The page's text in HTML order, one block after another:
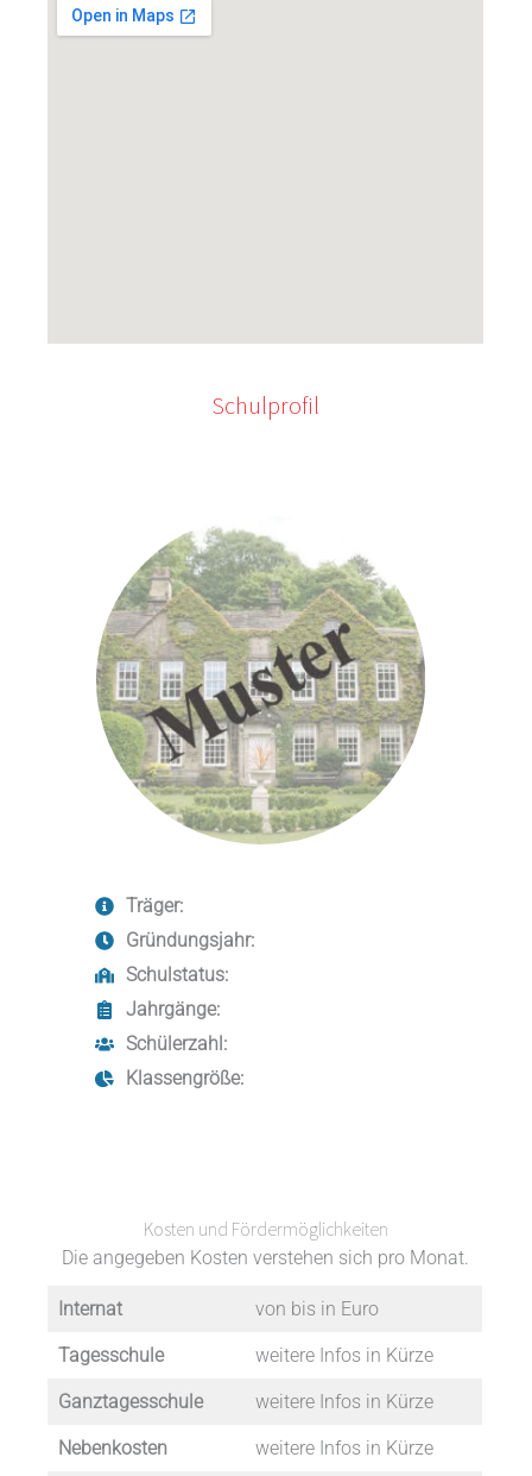
Schulprofil
Träger:
Gründungsjahr:
Schulstatus:
Jahrgänge:
Schülerzahl:
Klassengröße:
Kosten und Fördermöglichkeiten
Die angegeben Kosten verstehen sich pro Monat.
Internat von bis in Euro
Tagesschule weitere Infos in Kürze
Ganztagesschule weitere Infos in Kürze
Nebenkosten weitere Infos in Kürze